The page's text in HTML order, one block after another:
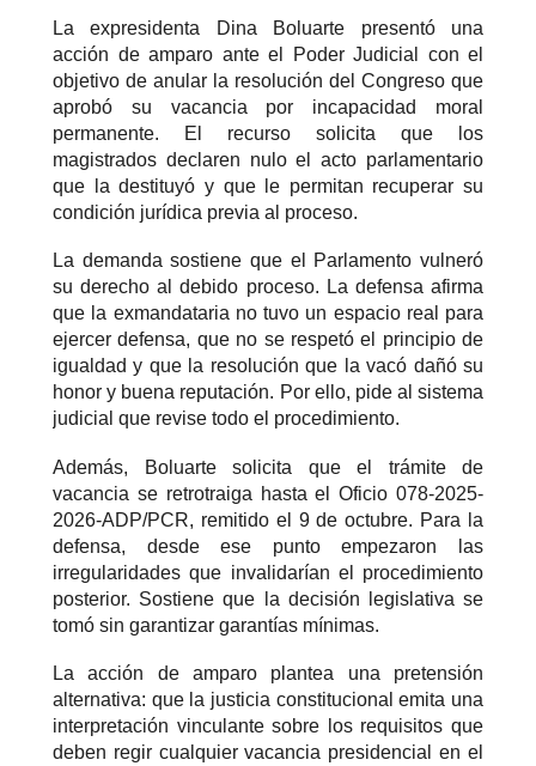
La expresidenta Dina Boluarte presentó una
acción de amparo ante el Poder Judicial con el
objetivo de anular la resolución del Congreso que
aprobó su vacancia por incapacidad moral
permanente. El recurso solicita que los
magistrados declaren nulo el acto parlamentario
que la destituyó y que le permitan recuperar su
condición jurídica previa al proceso.
La demanda sostiene que el Parlamento vulneró
su derecho al debido proceso. La defensa afirma
que la exmandataria no tuvo un espacio real para
ejercer defensa, que no se respetó el principio de
igualdad y que la resolución que la vacó dañó su
honor y buena reputación. Por ello, pide al sistema
judicial que revise todo el procedimiento.
Además, Boluarte solicita que el trámite de
vacancia se retrotraiga hasta el Oficio 078-2025-
2026-ADP/PCR, remitido el 9 de octubre. Para la
defensa, desde ese punto empezaron las
irregularidades que invalidarían el procedimiento
posterior. Sostiene que la decisión legislativa se
tomó sin garantizar garantías mínimas.
La acción de amparo plantea una pretensión
alternativa: que la justicia constitucional emita una
interpretación vinculante sobre los requisitos que
deben regir cualquier vacancia presidencial en el